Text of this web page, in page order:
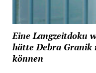
Eine Langzeitdoku
hätte Debra Granik
können